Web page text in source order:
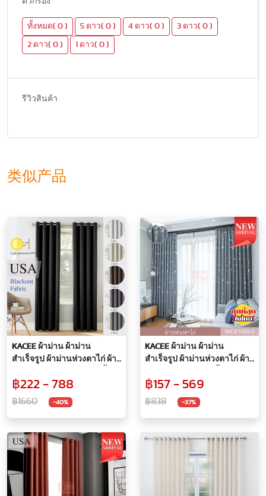
ทั้งหมด( 0 ) 5 ดาว( 0 ) 4 ดาว( 0 ) 3 ดาว( 0 )
2 ดาว( 0 ) 1 ดาว( 0 )
รีวิวสินค้า
类似产品
KACEE ผ้าม่าน ผ้าม่าน
สำเร็จรูป ผ้าม่านห่วงตาไก่ ผ้า
สัมผัสนุ่ม ไม่อมฝุ่น ผ้ากันไรฝุ่น
รหัส USA (1 ผืน) ยอดขายดี
฿222 - 788
฿1660 -40%
KACEE ผ้าม่าน ผ้าม่าน
สำเร็จรูป ผ้าม่านห่วงตาไก่ ผ้า
อมฝุ่น ผ้าทึบแสง98% รุ่น
NICE1000
฿157 - 569
฿838 -37%